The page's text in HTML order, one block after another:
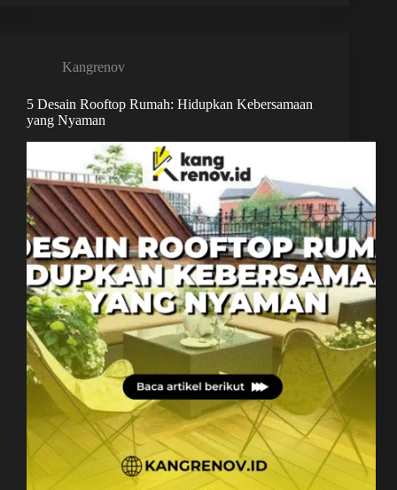
Kangrenov
5 Desain Rooftop Rumah: Hidupkan Kebersamaan
yang Nyaman